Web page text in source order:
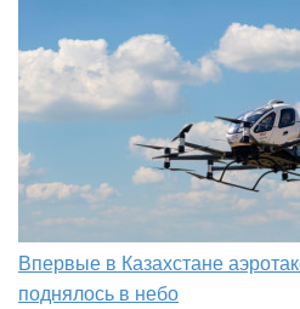
Впервые в Казахстане
поднялось в небо